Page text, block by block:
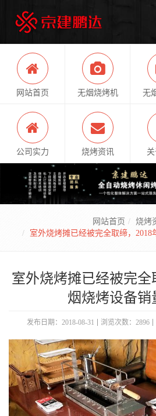
网站首页 无烟烧烤机 无
公司实力 烧烤资讯 关
网站首页
烧烤
室外烧烤摊已经被完全取缔，
室外烧烤摊已经被完全
烟烧烤设备销
发布日期：2018-08-31 浏览次数：2896